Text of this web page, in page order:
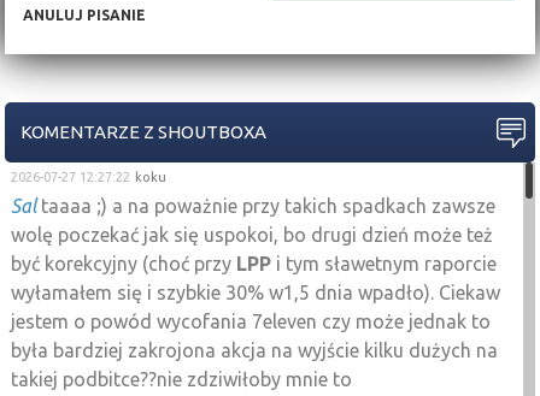
ANULUJ PISANIE
KOMENTARZE Z SHOUTBOXA
2026-07-27 12:27:22 koku
Saltaaaa ;) a na poważnie przy takich spadkach zawsze
wolę poczekać jak się uspokoi, bo drugi dzień może też
być korekcyjny (choć przy LPP i tym sławetnym raporcie
wyłamałem się i szybkie 30% w1,5 dnia wpadło). Ciekaw
jestem o powód wycofania 7eleven czy może jednak to
była bardziej zakrojona akcja na wyjście kilku dużych na
takiej podbitce??nie zdziwiłoby mnie to